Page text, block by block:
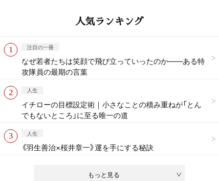
人気ランキング
もっと見る
注目の一冊
なぜ若者たちは笑顔で飛び立っていったのか——ある特
攻隊員の最期の言葉
人生
イチローの目標設定術｜小さなことの積み重ねが「とん
でもないところ」に至る唯一の道
人生
《羽生善治×桜井章一》運を手にする秘訣